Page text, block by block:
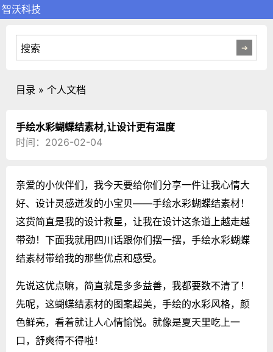
智沃科技
目录 » 个人文档
手绘水彩蝴蝶结素材,让设计更有温度
时间：2026-02-04
亲爱的小伙伴们，我今天要给你们分享一件让我心情大
好、设计灵感迸发的小宝贝——手绘水彩蝴蝶结素材！
这货简直是我的设计救星，让我在设计这条道上越走越
带劲！下面我就用四川话跟你们摆一摆，手绘水彩蝴蝶
结素材带给我的那些优点和感受。
先说这优点嘛，简直就是多多益善，我都要数不清了！
先呢，这蝴蝶结素材的图案超美，手绘的水彩风格，颜
色鲜亮，看着就让人心情愉悦。就像是夏天里吃上一
口，舒爽得不得啦！